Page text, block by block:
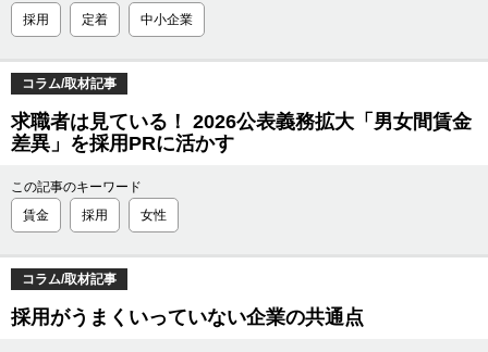
採用
定着 中小企業
コラム/取材記事
求職者は見ている！ 2026公表義務拡大「男女間賃金
差異」を採用PRに活かす
この記事のキーワード
賃金
採用 女性
コラム/取材記事
採用がうまくいっていない企業の共通点